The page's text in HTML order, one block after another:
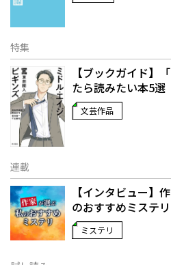
特集
【ブックガイド】
たら読みたい本5選
文芸作品
連載
【インタビュー】
のおすすめミステ
ミステリ